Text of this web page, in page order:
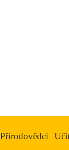
Přírodovědci